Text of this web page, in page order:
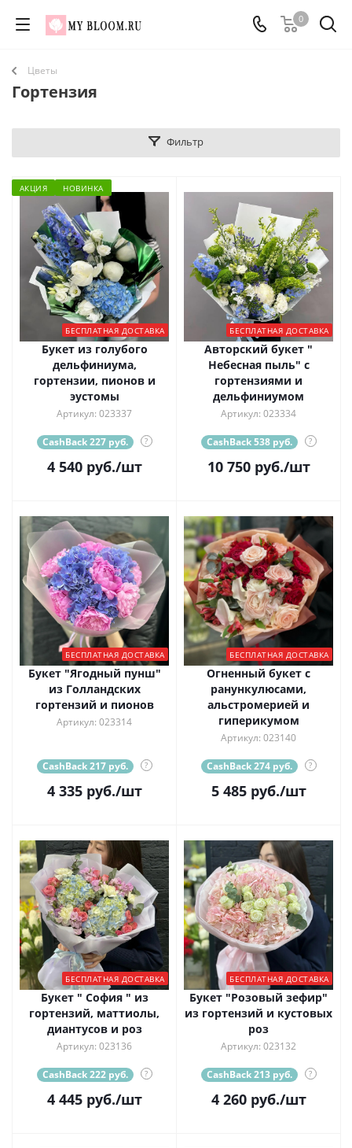
0
Цветы
Гортензия
Фильтр
АКЦИЯ НОВИНКА
БЕСПЛАТНАЯ ДОСТАВКА
Букет из голубого
дельфиниума,
гортензии, пионов и
эустомы
Артикул: 023337
CashBack 227 руб. ?
4 540руб./шт
БЕСПЛАТНАЯ ДОСТАВКА
Авторский букет "
Небесная пыль" с
гортензиями и
дельфиниумом
Артикул: 023334
CashBack 538 руб. ?
10 750руб./шт
БЕСПЛАТНАЯ ДОСТАВКА
Букет "Ягодный пунш"
из Голландских
гортензий и пионов
Артикул: 023314
CashBack 217 руб. ?
4 335руб./шт
БЕСПЛАТНАЯ ДОСТАВКА
Огненный букет с
ранункулюсами,
альстромерией и
гиперикумом
Артикул: 023140
CashBack 274 руб. ?
5 485руб./шт
БЕСПЛАТНАЯ ДОСТАВКА
Букет " София " из
гортензий, маттиолы,
диантусов и роз
Артикул: 023136
CashBack 222 руб. ?
4 445руб./шт
БЕСПЛАТНАЯ ДОСТАВКА
Букет "Розовый зефир"
из гортензий и кустовых
роз
Артикул: 023132
CashBack 213 руб. ?
4 260руб./шт